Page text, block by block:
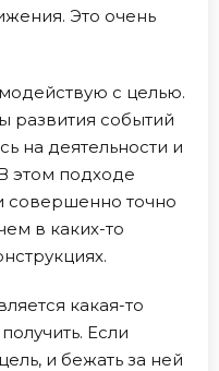
Это очень
с целью.
развития событий
на деятельности и
этом подходе
совершенно точно
в каких-то
какая-то
Если
и бежать за ней